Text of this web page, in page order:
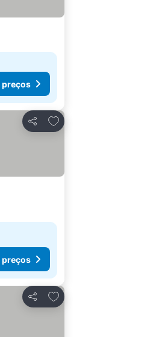
preços
Partilhar
Adicionar aos favoritos
preços
Partilhar
Adicionar aos favoritos